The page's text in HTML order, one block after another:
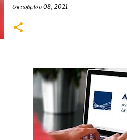
Οκτωβρίου 08, 2021